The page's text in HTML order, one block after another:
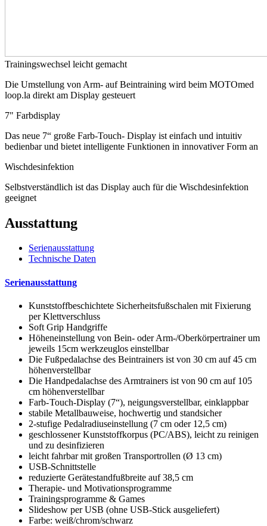
Trainingswechsel leicht gemacht
Die Umstellung von Arm- auf Beintraining wird beim MOTOmed
loop.la direkt am Display gesteuert
7" Farbdisplay
Das neue 7“ große Farb-Touch- Display ist einfach und intuitiv
bedienbar und bietet intelligente Funktionen in innovativer Form an
Wischdesinfektion
Selbstverständlich ist das Display auch für die Wischdesinfektion
geeignet
Ausstattung
Serienausstattung
Technische Daten
Serienausstattung
Kunststoffbeschichtete Sicherheitsfußschalen mit Fixierung
per Klettverschluss
Soft Grip Handgriffe
Höheneinstellung von Bein- oder Arm-/Oberkörpertrainer um
jeweils 15cm werkzeuglos einstellbar
Die Fußpedalachse des Beintrainers ist von 30 cm auf 45 cm
höhenverstellbar
Die Handpedalachse des Armtrainers ist von 90 cm auf 105
cm höhenverstellbar
Farb- Touch-Display (7“), neigungsverstellbar, einklappbar
stabile Metallbauweise, hochwertig und standsicher
2-stufige Pedalradiuseinstellung (7 cm oder 12,5 cm)
geschlossener Kunststoffkorpus (PC/ABS), leicht zu reinigen
und zu desinfizieren
leicht fahrbar mit großen Transportrollen (Ø 13 cm)
USB-Schnittstelle
reduzierte Gerätestandfußbreite auf 38,5 cm
Therapie- und Motivationsprogramme
Trainingsprogramme & Games
Slideshow per USB (ohne USB-Stick ausgeliefert)
Farbe: weiß/chrom/schwarz